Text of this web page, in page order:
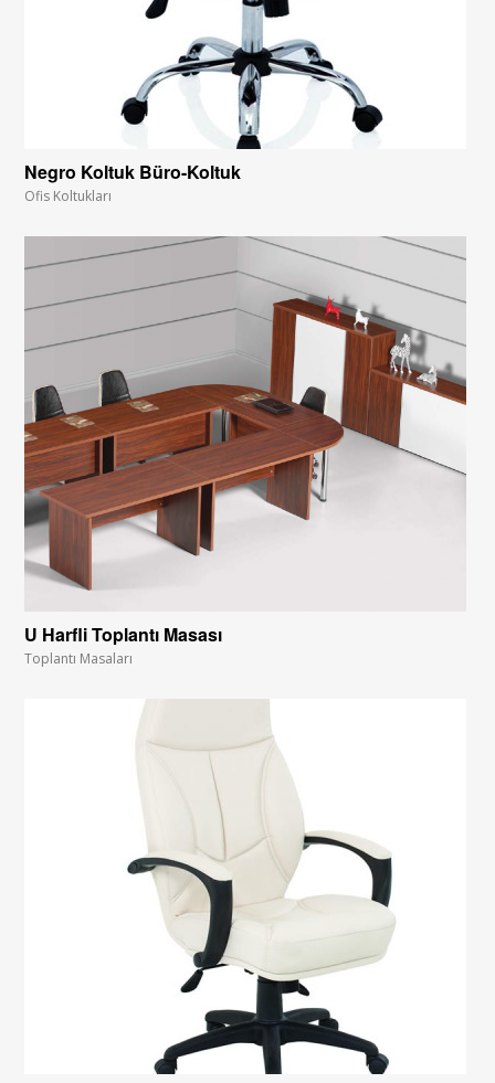
Negro Koltuk Büro-Koltuk
Ofis Koltukları
U Harfli Toplantı Masası
Toplantı Masaları